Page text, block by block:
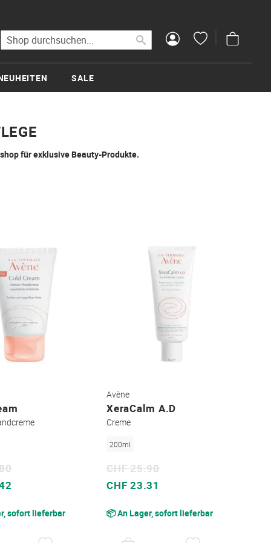
Suche
Suche
SALE
für exklusive Beauty-Produkte.
sofort lieferbar
Avène
XeraCalm A.D
Creme
200ml
Sonderpreis
CHF 23.31
CHF 25.90
📦 An Lager, sofort lieferbar